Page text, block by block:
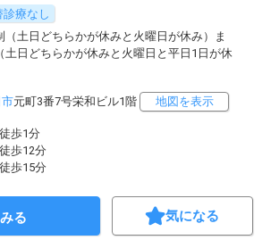
療なし
（土日どちらかが休みと火曜日が休み）ま
土日どちらかが休みと火曜日と平日1日が休
市元町3番7号栄和ビル1階 地図を表示
歩1分
歩12分
歩15分
る 気になる